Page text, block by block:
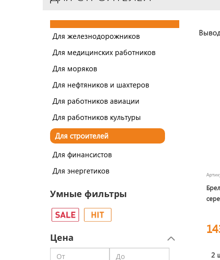
Для железнодорожников
Для медицинских работников
Для моряков
Для нефтяников и шахтеров
Для работников авиации
Для работников культуры
Для строителей
Для финансистов
Для энергетиков
Умные фильтры
Цена
2